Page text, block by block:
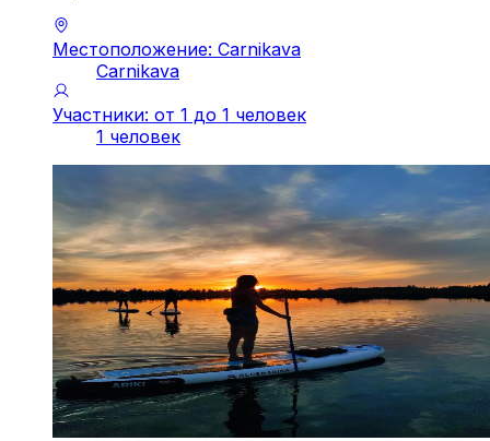
Местоположение: Carnikava
Carnikava
Участники: от 1 до 1 человек
1 человек